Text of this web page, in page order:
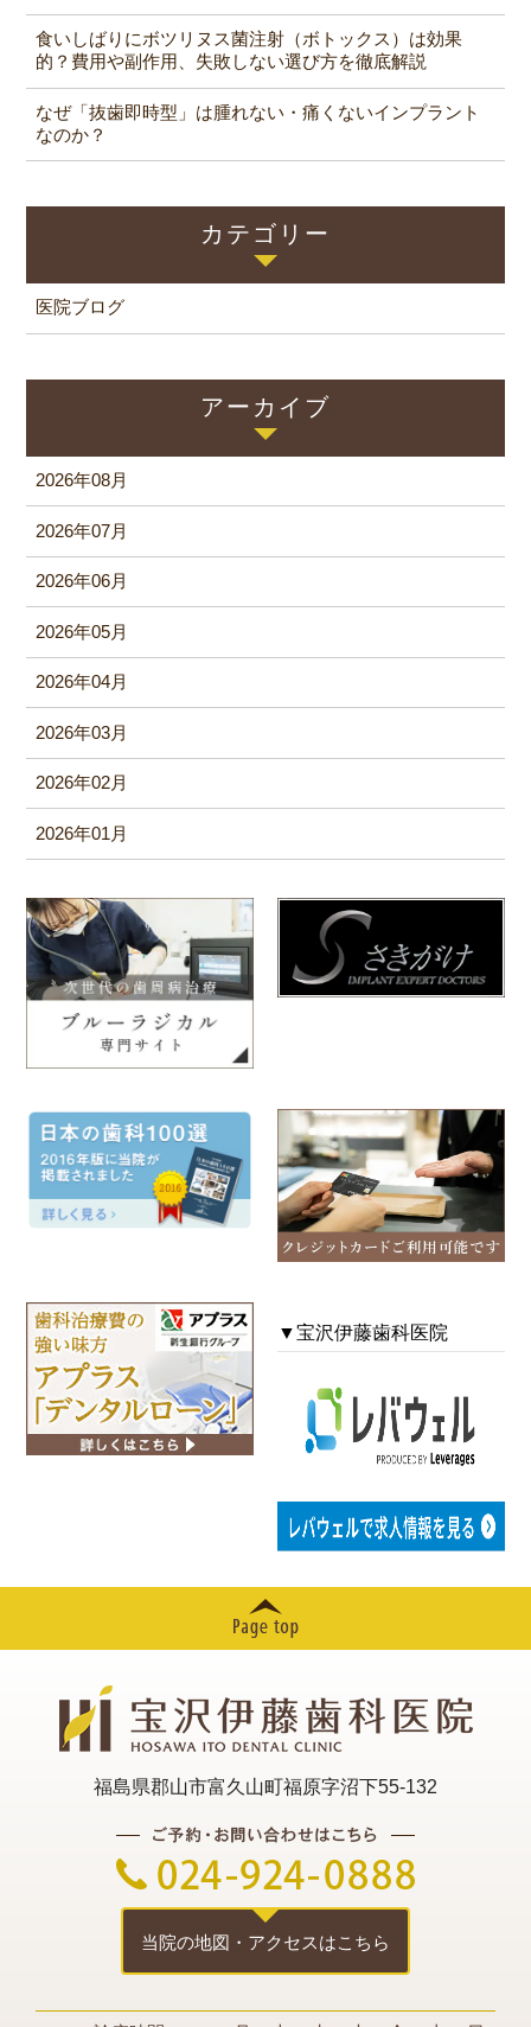
食いしばりにボツリヌス菌注射（ボトックス）は効果
的？費用や副作用、失敗しない選び方を徹底解説
なぜ「抜歯即時型」は腫れない・痛くないインプラント
なのか？
カテゴリー
医院ブログ
アーカイブ
2026年08月
2026年07月
2026年06月
2026年05月
2026年04月
2026年03月
2026年02月
2026年01月
2025年11月
2025年10月
2025年09月
2025年06月
2025年05月
2024年10月
2024年09月
2024年08月
2024年05月
2024年03月
2024年02月
2024年01月
2023年12月
▼宝沢伊藤歯科医院
福島県郡山市富久山町福原字沼下55-132
当院の地図・アクセスはこちら